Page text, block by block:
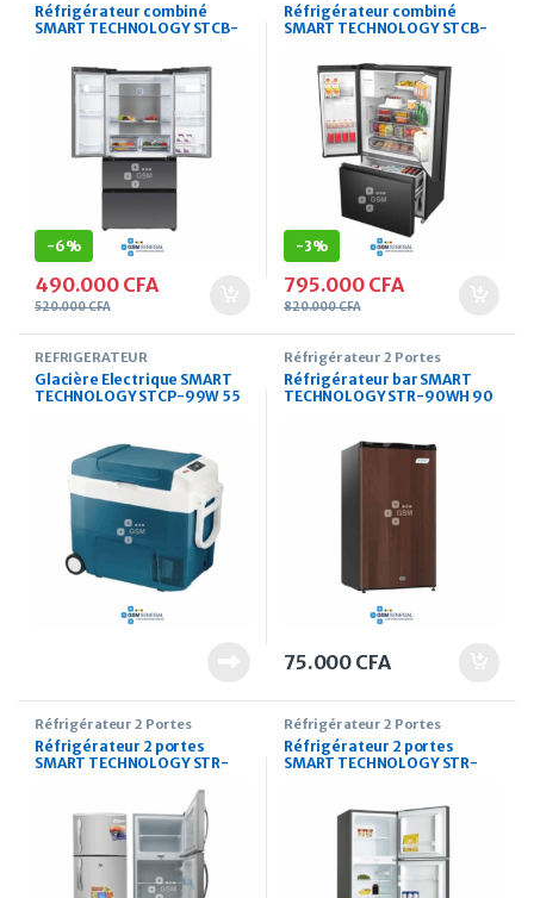
Réfrigérateur combiné
SMART TECHNOLOGY STCB-
-6%
490.000 CFA
520.000CFA
Réfrigérateur combiné
SMART TECHNOLOGY STCB-
-3%
795.000 CFA
820.000CFA
REFRIGERATEUR
Glacière Electrique SMART
TECHNOLOGY STCP-99W 55
Réfrigérateur 2 Portes
Réfrigérateur bar SMART
TECHNOLOGY STR-90WH 90
75.000 CFA
Réfrigérateur 2 Portes
Réfrigérateur 2 portes
SMART TECHNOLOGY STR-
Réfrigérateur 2 Portes
Réfrigérateur 2 portes
SMART TECHNOLOGY STR-